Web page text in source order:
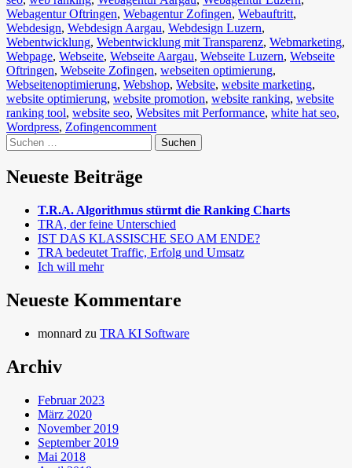
Webagentur Oftringen, Webagentur Zofingen, Webauftritt,
Webdesign, Webdesign Aargau, Webdesign Luzern,
Webentwicklung, Webentwicklung mit Transparenz, Webmarketing,
Webpage, Webseite, Webseite Aargau, Webseite Luzern, Webseite
Oftringen, Webseite Zofingen, webseiten optimierung,
Webseitenoptimierung, Webshop, Website, website marketing,
website optimierung, website promotion, website ranking, website
ranking tool, website seo, Websites mit Performance, white hat seo,
Wordpress, Zofingencomment
Suchen
nach:
Neueste Beiträge
T.R.A. Algorithmus stürmt die Ranking Charts
TRA, der feine Unterschied
IST DAS KLASSISCHE SEO AM ENDE?
TRA bedeutet Traffic, Erfolg und Umsatz
Ich will mehr
Neueste Kommentare
monnard zu TRA KI Software
Archiv
Februar 2023
März 2020
November 2019
September 2019
Mai 2018